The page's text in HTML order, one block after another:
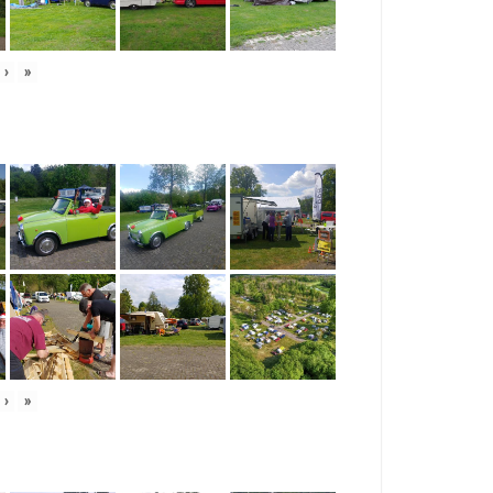
› »
› »